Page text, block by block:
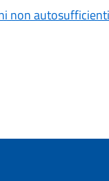
non autosufficienti